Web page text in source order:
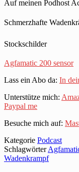
Auf meinen Podhost
Schmerzhafte
Stockschilder
Agfamatic 200 sensor
Lass ein Abo da: In
Unterstütze mich:
Paypal me
Besuche mich auf:
Kategorie Podcast
Schlagwörter
Wadenkrampf